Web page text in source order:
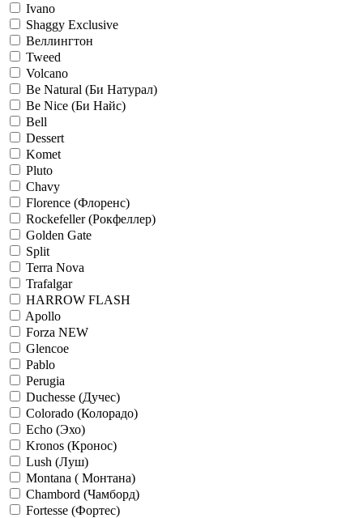
Ivano
Shaggy Exclusive
Веллингтон
Tweed
Volcano
Be Natural (Би Натурал)
Be Nice (Би Найс)
Bell
Dessert
Komet
Pluto
Chavy
Florence (Флоренс)
Rockefeller (Рокфеллер)
Golden Gate
Split
Terra Nova
Trafalgar
HARROW FLASH
Apollo
Forza NEW
Glencoe
Pablo
Perugia
Duchesse (Дучес)
Colorado (Колорадо)
Echo (Эхо)
Kronos (Кронос)
Lush (Луш)
Montana ( Монтана)
Chambord (Чамборд)
Fortesse (Фортес)